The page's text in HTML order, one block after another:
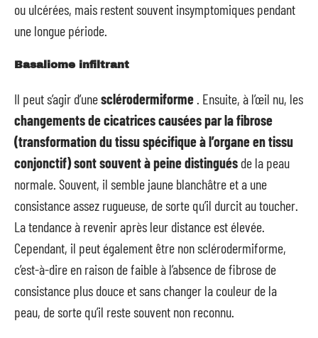
ou ulcérées, mais restent souvent insymptomiques pendant
une longue période.
Basaliome infiltrant
Il peut s’agir d’unesclérodermiforme. Ensuite, à l’œil nu, les
changements de cicatrices causées par lafibrose
(transformation du tissu spécifique à l’organe en tissu
conjonctif) sont souvent à peine distingués de la peau
normale. Souvent, il semble jaune blanchâtre et a une
consistance assez rugueuse, de sorte qu’il durcit au toucher.
La tendance à revenir après leur distance est élevée.
Cependant, il peut également être non sclérodermiforme,
c’est-à-dire en raison de faible à l’absence de fibrose de
consistance plus douce et sans changer la couleur de la
peau, de sorte qu’il reste souvent non reconnu.